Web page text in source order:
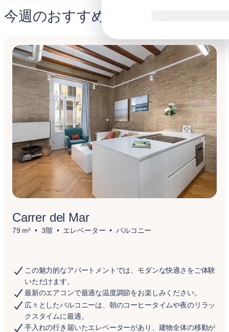
今週のおすすめ
Carrer del Mar
79 m² 3階 エレベーター バルコニー
この魅力的なアパートメントでは、モダンな快適さをご体験
いただけます。
最新のエアコンで最適な温度調節をお楽しみください。
広々としたバルコニーは、朝のコーヒータイムや夜のリラッ
クスタイムに最適。
手入れの行き届いたエレベーターがあり、建物全体の移動が